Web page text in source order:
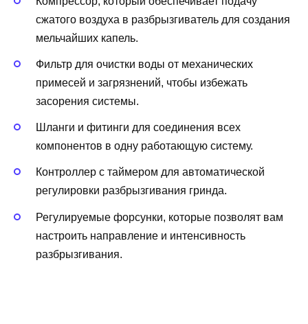
сжатого воздуха в разбрызгиватель для создания
мельчайших капель.
Фильтр для очистки воды от механических
примесей и загрязнений, чтобы избежать
засорения системы.
Шланги и фитинги для соединения всех
компонентов в одну работающую систему.
Контроллер с таймером для автоматической
регулировки разбрызгивания гринда.
Регулируемые форсунки, которые позволят вам
настроить направление и интенсивность
разбрызгивания.